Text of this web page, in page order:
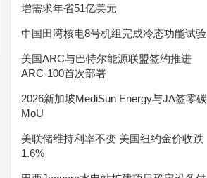
增需求年省51亿美元
中国田湾核电8号机组完成冷态功能试验
美国ARC与巴特尔能源联盟签约推进
ARC-100首次部署
2026新加坡MediSun Energy与JA签零碳
MoU
美联储维持利率不变 美国纽约金价收跌
1.6%